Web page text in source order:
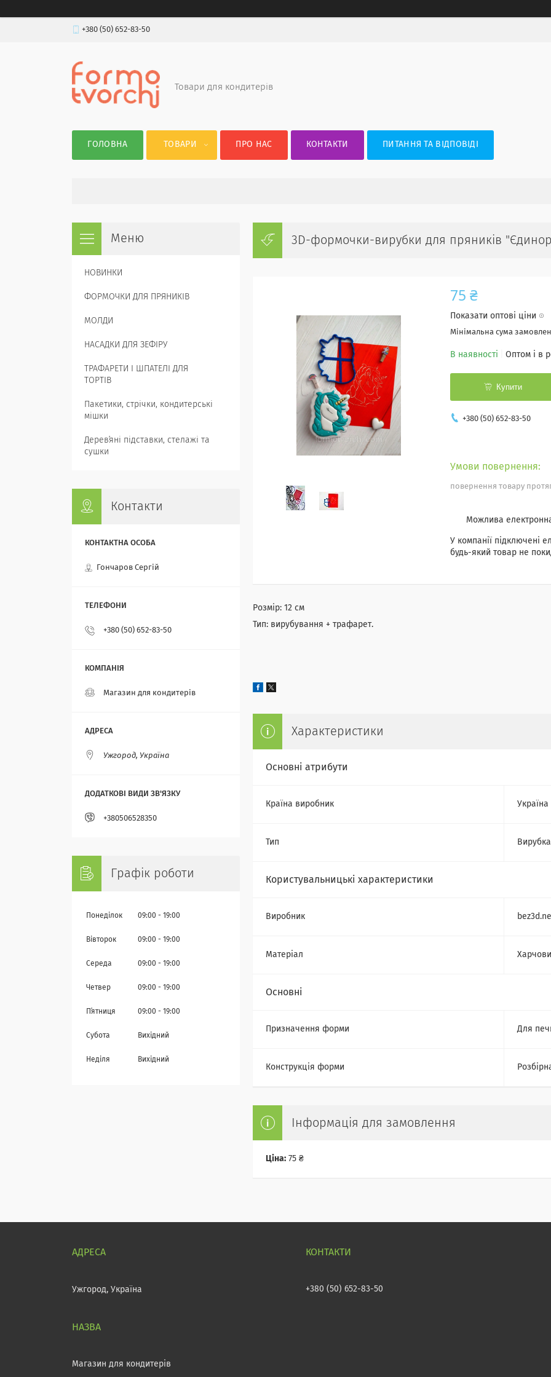
+380 (50) 652-83-50
Товари для кондитерів
ГОЛОВНА ТОВАРИ ПРО НАС КОНТАКТИ ПИТАННЯ ТА ВІДПОВІДІ
3D-формочки-вирубки для пряників
75 ₴
Показати оптові ціни
Мінімальна сума
В наявності Оптом і в
Купити
+380 (50) 652-83-50
повернення товару
У компанії підключені
будь-який товар не
Розмір: 12 см
Тип: вирубування + трафарет.
Характеристики
Основні атрибути
Країна виробник Україна
Тип Вирубка
Користувальницькі характеристики
Виробник
Матеріал
Основні
Призначення форми Для
Конструкція форми
Інформація для замовлення
Ціна: 75 ₴
НОВИНКИ
ФОРМОЧКИ ДЛЯ ПРЯНИКІВ
МОЛДИ
НАСАДКИ ДЛЯ ЗЕФІРУ
ТРАФАРЕТИ І ШПАТЕЛІ ДЛЯ
ТОРТІВ
Пакетики, стрічки, кондитерські
мішки
Деревʼяні підставки, стелажі та
сушки
Контакти
Гончаров Сергій
+380 (50) 652-83-50
Магазин для кондитерів
Ужгород, Україна
+380506528350
Графік роботи
Понеділок 09:00 19:00
Вівторок 09:00 19:00
Середа 09:00 19:00
Четвер 09:00 19:00
Пʼятниця 09:00 19:00
Субота Вихідний
Неділя Вихідний
Ужгород, Україна
Магазин для кондитерів
+380 (50) 652-83-50